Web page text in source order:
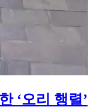
‘오리 행렬’